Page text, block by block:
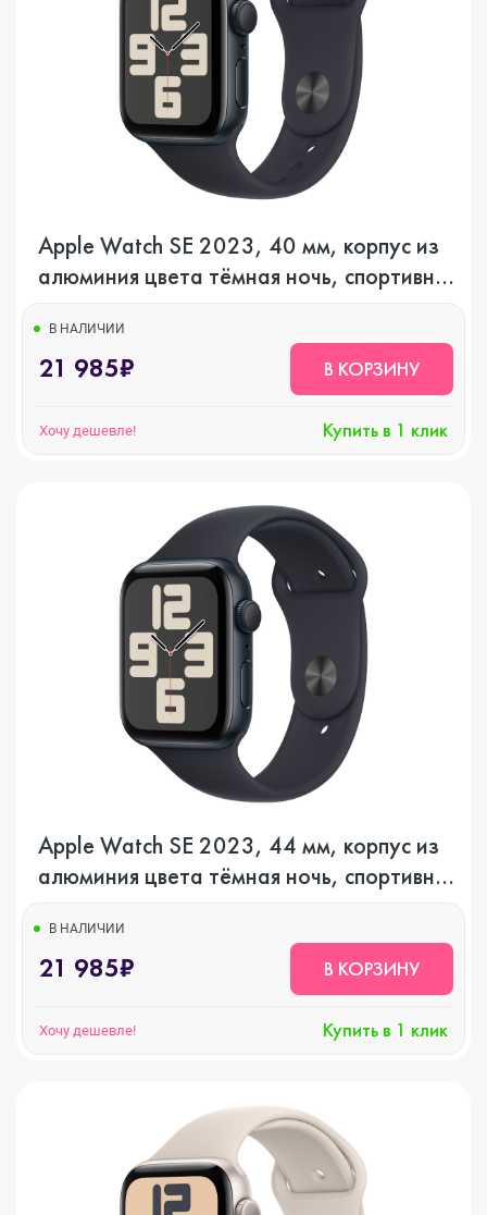
Apple Watch SE 2023, 40 мм, корпус из
алюминия цвета тёмная ночь, спортивный
Cellular
В НАЛИЧИИ
21 985₽ В КОРЗИНУ
Хочу дешевле! Купить в 1 клик
Apple Watch SE 2023, 44 мм, корпус из
алюминия цвета тёмная ночь, спортивный
В НАЛИЧИИ
21 985₽ В КОРЗИНУ
Хочу дешевле! Купить в 1 клик